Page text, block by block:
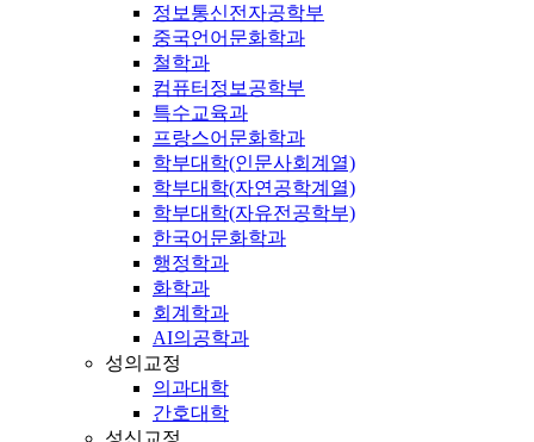
정보통신전자공학부
중국언어문화학과
철학과
컴퓨터정보공학부
특수교육과
프랑스어문화학과
학부대학(인문사회계열)
학부대학(자연공학계열)
학부대학(자유전공학부)
한국어문화학과
행정학과
화학과
회계학과
AI의공학과
성의교정
의과대학
간호대학